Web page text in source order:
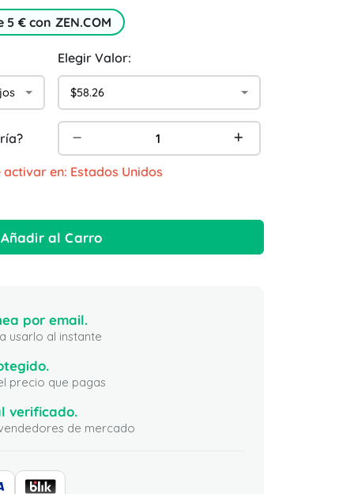
5 € con ZEN.COM
Elegir Valor:
$58.26
en: Estados Unidos
Añadir al Carro
por email.
usarlo al instante
precio que pagas
verificado.
de mercado